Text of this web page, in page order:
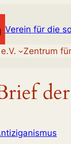
Verein für die
Zentrum